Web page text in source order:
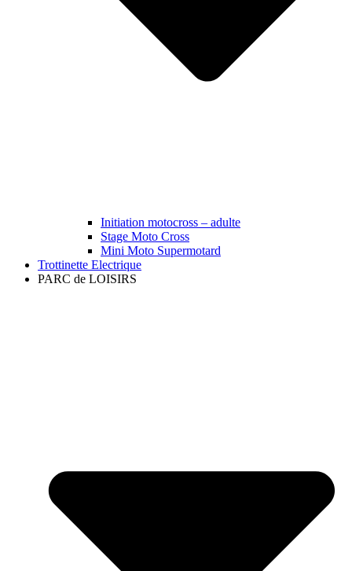
Initiation motocross – adulte
Stage Moto Cross
Mini Moto Supermotard
Trottinette Electrique
PARC de LOISIRS